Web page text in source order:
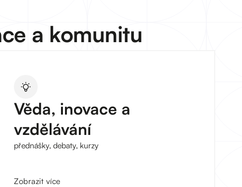
a komunitu
Věda, inovace a
vzdělávání
přednášky, debaty, kurzy
Zobrazit více